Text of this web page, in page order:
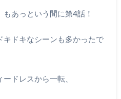
もあっという間に第4話！
ドキなシーンも多かったで
ドレスから一転、